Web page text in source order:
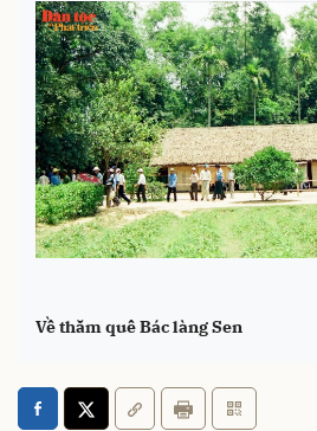
Về thăm quê Bác làng Sen